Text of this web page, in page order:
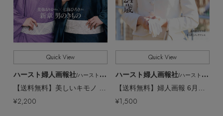
Quick View
ハースト婦人画報社/ハーストフジンガホウシャ
¥2,200
Quick View
ハースト婦人画報社/ハーストフジンガホウシャ
¥1,500